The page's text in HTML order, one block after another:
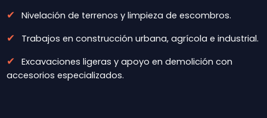
✔ Nivelación de terrenos y limpieza de escombros.
✔ Trabajos en construcción urbana, agrícola e industrial.
✔ Excavaciones ligeras y apoyo en demolición con
accesorios especializados.